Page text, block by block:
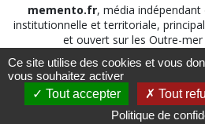
memento.fr, média indépendant
institutionnelle et territoriale,
et ouvert sur les Outre-mer
©2026
Mémento
Suivez nous sur
Ce site utilise des cookies et vous
vous souhaitez activer
Tout accepter
Tout
Politique de